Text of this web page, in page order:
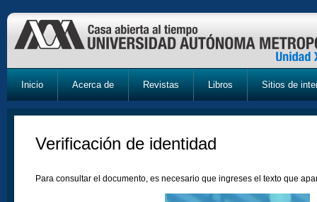
Inicio Acerca de Revistas Libros Sitios de
Verificación de identidad
Para consultar el documento, es necesario que ingreses el texto que